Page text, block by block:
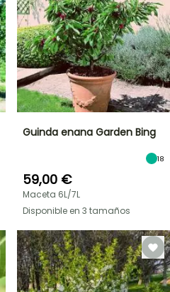
Guinda enana Garden Bing
18
59,00 €
Maceta 6L/7L
Disponible en 3 tamaños